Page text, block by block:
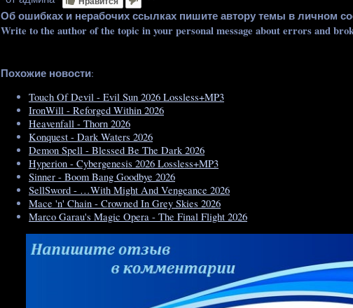
Об ошибках и нерабочих ссылках пишите автору темы в личном
Write to the author of the topic in your personal message about errors and
Похожие новости:
Touch Of Devil - Evil Sun 2026 Lossless+MP3
IronWill - Reforged Within 2026
Heavenfall - Thorn 2026
Konquest - Dark Waters 2026
Demon Spell - Blessed Be The Dark 2026
Hyperion - Cybergenesis 2026 Lossless+MP3
Sinner - Boom Bang Goodbye 2026
SellSword - …With Might And Vengeance 2026
Mace 'n' Chain - Crowned In Grey Skies 2026
Marco Garau's Magic Opera - The Final Flight 2026